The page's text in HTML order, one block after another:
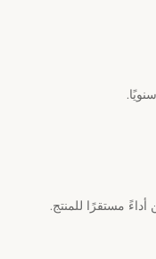
مستقرًا للمنتج.